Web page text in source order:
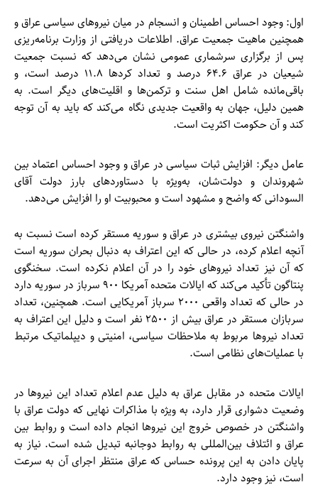
اول: وجود احساس اطمینان و انسجام در میان نیروهای سیاسی عراق و
همچنین ماهیت جمعیت عراق. اطلاعات دریافتی از وزارت برنامه‌ریزی
پس از برگزاری سرشماری عمومی نشان می‌دهد که نسبت جمعیت
شیعیان در عراق ۶۴.۶ درصد و تعداد کردها ۱۱.۸ درصد است، و
باقی‌مانده شامل اهل سنت و ترکمن‌ها و اقلیت‌های دیگر است. به
همین دلیل، جهان به واقعیت جدیدی نگاه می‌کند که باید به آن توجه
کند و آن حکومت اکثریت است.
عامل دیگر: افزایش ثبات سیاسی در عراق و وجود احساس اعتماد بین
شهروندان و دولت‌شان، به‌ویژه با دستاوردهای بارز دولت آقای
السودانی که واضح و مشهود است و محبوبیت او را افزایش می‌دهد.
واشنگتن نیروی بیشتری در عراق و سوریه مستقر کرده است نسبت به
آنچه اعلام کرده، در حالی که این اعتراف به دنبال بحران سوریه است
که آن نیز تعداد نیروهای خود را در آن اعلام نکرده است. سخنگوی
پنتاگون تأکید می‌کند که ایالات متحده آمریکا ۹۰۰ سرباز در سوریه دارد
در حالی که تعداد واقعی ۲۰۰۰ سرباز آمریکایی است. همچنین، تعداد
سربازان مستقر در عراق بیش از ۲۵۰۰ نفر است و دلیل این اعتراف به
تعداد نیروها مربوط به ملاحظات سیاسی، امنیتی و دیپلماتیک مرتبط
با عملیات‌های نظامی است.
ایالات متحده در مقابل عراق به دلیل عدم اعلام تعداد این نیروها در
وضعیت دشواری قرار دارد، به ویژه با مذاکرات نهایی که دولت عراق با
واشنگتن در خصوص خروج این نیروها انجام داده است و روابط بین
عراق و ائتلاف بین‌المللی به روابط دوجانبه تبدیل شده است. نیاز به
پایان دادن به این پرونده حساس که عراق منتظر اجرای آن به سرعت
است، نیز وجود دارد.